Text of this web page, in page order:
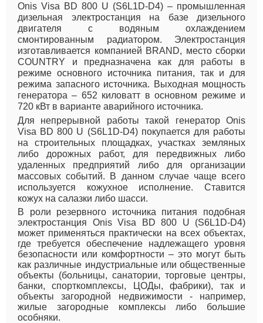
Onis Visa BD 800 U (S6L1D-D4) – промышленная
дизельная электростанция на базе дизельного
двигателя с водяным охлаждением
смонтированным радиатором. Электростанция
изготавливается компанией BRAND, место сборки
COUNTRY и предназначена как для работы в
режиме основного источника питания, так и для
режима запасного источника. Выходная мощность
генератора – 652 киловатт в основном режиме и
720 кВт в варианте аварийного источника.
Для непрерывной работы такой генератор Onis
Visa BD 800 U (S6L1D-D4) покупается для работы
на строительных площадках, участках земляных
либо дорожных работ, для передвижных либо
удаленных предприятий либо для организации
массовых событий. В данном случае чаще всего
используется кожухное исполнение. Ставится
кожух на салазки либо шасси.
В роли резервного источника питания подобная
электростанция Onis Visa BD 800 U (S6L1D-D4)
может применяться практически на всех объектах,
где требуется обеспечение надлежащего уровня
безопасности или комфортности – это могут быть
как различные индустриальные или общественные
объекты (больницы, санатории, торговые центры,
банки, спорткомплексы, ЦОДы, фабрики), так и
объекты загородной недвижимости - например,
жилые загородные комплексы либо большие
особняки.